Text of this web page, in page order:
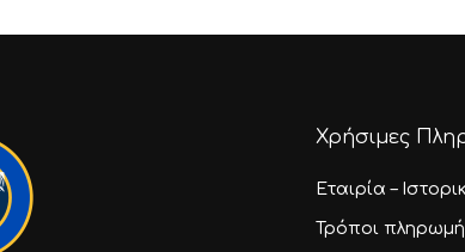
Χρήσιμες
Εταιρία –
Τρόποι